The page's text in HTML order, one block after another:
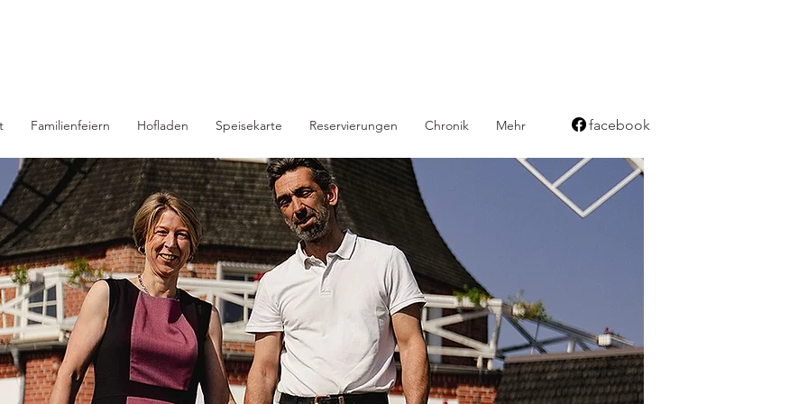
Familienfeiern Hofladen Speisekarte Reservierungen Chronik Mehr facebook